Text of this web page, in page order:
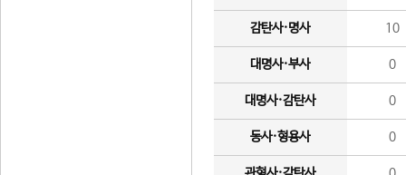
감탄사·명사 10
대명사·부사 0
대명사·감탄사 0
동사·형용사 0